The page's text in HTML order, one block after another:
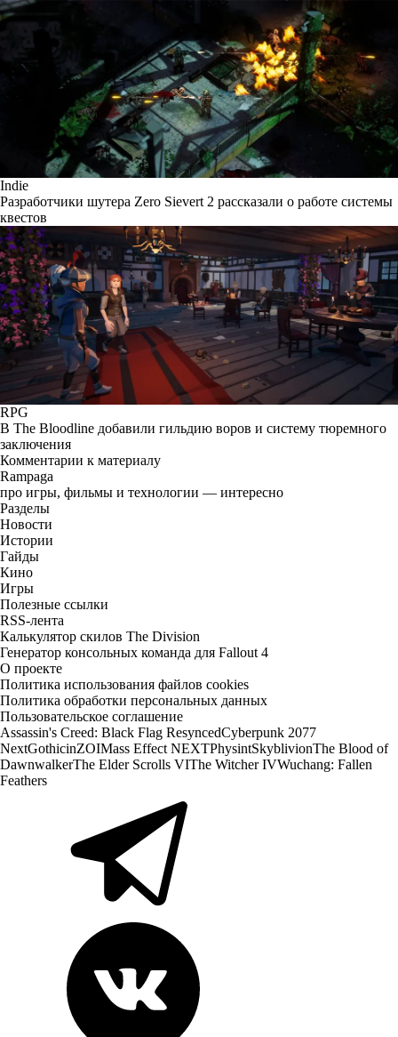
Indie
Разработчики шутера Zero Sievert 2 рассказали о работе системы
квестов
RPG
В The Bloodline добавили гильдию воров и систему тюремного
заключения
Комментарии к материалу
Rampaga
про игры, фильмы и технологии — интересно
Разделы
Новости
Истории
Гайды
Кино
Игры
Полезные ссылки
RSS-лента
Калькулятор скилов The Division
Генератор консольных команда для Fallout 4
О проекте
Политика использования файлов cookies
Политика обработки персональных данных
Пользовательское соглашение
Assassin's Creed: Black Flag ResyncedCyberpunk 2077
NextGothicinZOIMass Effect NEXTPhysintSkyblivionThe Blood of
DawnwalkerThe Elder Scrolls VIThe Witcher IVWuchang: Fallen
Feathers